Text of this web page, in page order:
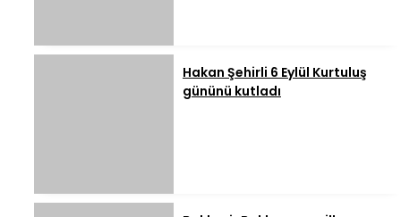
Hakan Şehirli 6 Eylül Kurtuluş
gününü kutladı